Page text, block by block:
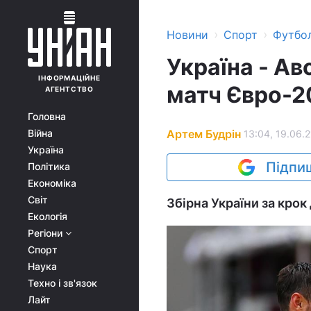
ІНФОРМАЦІЙНЕ
АГЕНТСТВО
Головна
Війна
Україна
Політика
Економіка
Світ
Екологія
Регіони
Спорт
Наука
Техно і зв'язок
Лайт
Новини › Спорт ›
Україна -
матч Євро-
Артем Будрін 13:04,
Збірна України за